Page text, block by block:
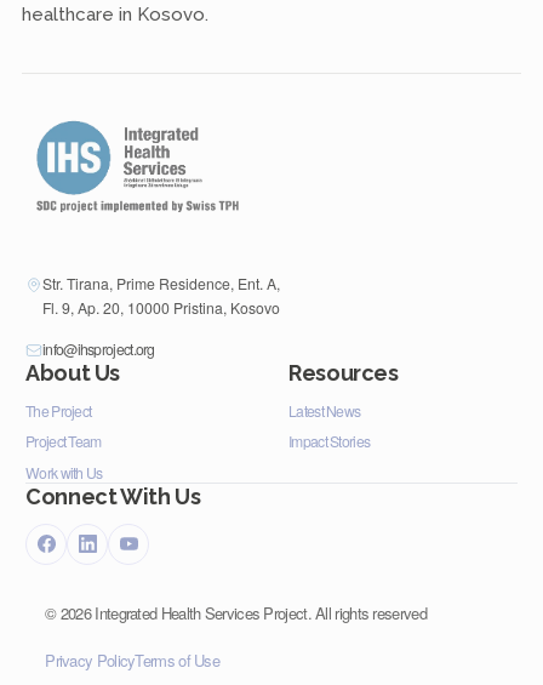
healthcare in Kosovo.
Str. Tirana, Prime Residence, Ent. A,
Fl. 9, Ap. 20, 10000 Pristina, Kosovo
info@ihsproject.org
About Us
The Project
Project Team
Work with Us
Resources
Latest News
Impact Stories
Connect With Us
©2026Integrated Health Services Project. All rights reserved
Privacy PolicyTerms of Use